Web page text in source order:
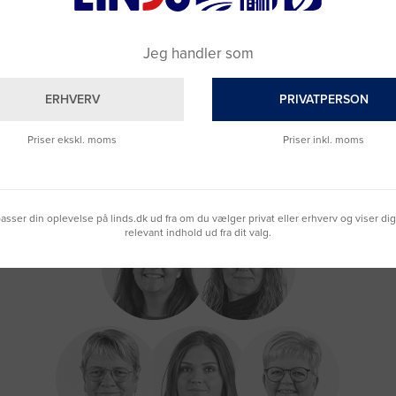
Jeg handler som
ERHVERV
Priser ekskl. moms
PRIVATPERSON
Priser inkl. moms
din oplevelse på linds.dk ud fra om du vælger privat eller erhverv og viser
relevant indhold ud fra dit valg.